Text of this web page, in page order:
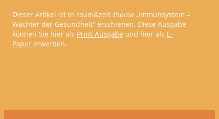
Dieser Artikel ist in raum&zeit thema„Immunsystem –
Wächter der Gesundheit“ erschienen. Diese Ausgabe
können Sie hier als Print-Ausgabe und hier als E-
Paper erwerben.